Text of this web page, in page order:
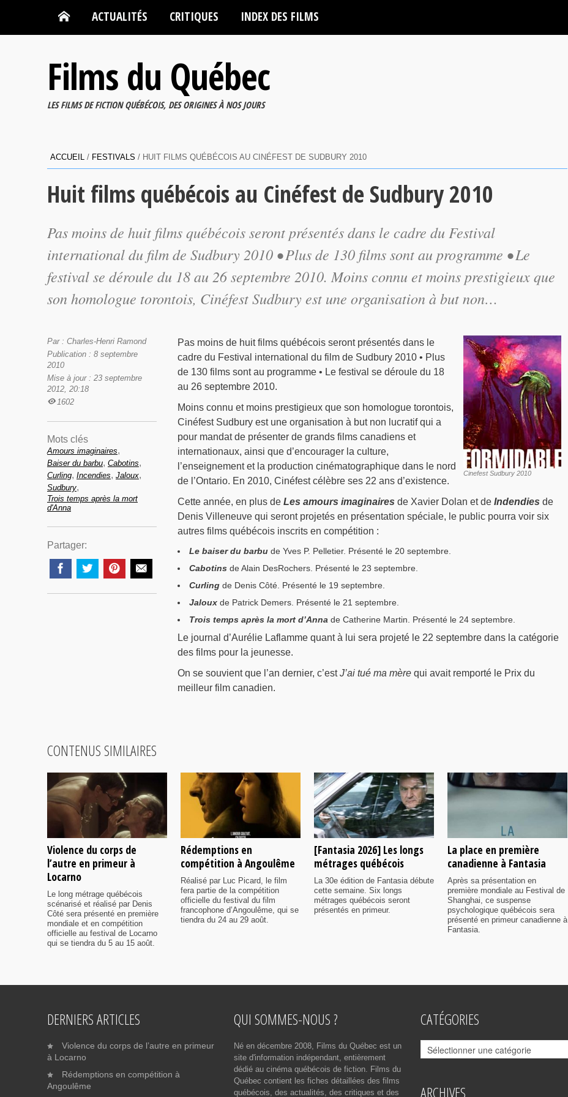
ACTUALITÉS CRITIQUES INDEX DES FILMS
Films du Québec
LES FILMS DE FICTION QUÉBÉCOIS, DES ORIGINES À NOS JOURS
ACCUEIL / FESTIVALS / HUIT FILMS QUÉBÉCOIS AU CINÉFEST DE SUDBURY 2010
Huit films québécois au Cinéfest de Sudbury 2010
Pas moins de huit films québécois seront présentés dans le cadre du Festival
international du film de Sudbury 2010 • Plus de 130 films sont au programme • Le
festival se déroule du 18 au 26 septembre 2010. Moins connu et moins prestigieux que
son homologue torontois, Cinéfest Sudbury est une organisation à but non…
Cinefest Sudbury 2010
Pas moins de huit films québécois seront présentés dans le
cadre du Festival international du film de Sudbury 2010 • Plus
de 130 films sont au programme • Le festival se déroule du 18
au 26 septembre 2010.
Moins connu et moins prestigieux que son homologue torontois,
Cinéfest Sudbury est une organisation à but non lucratif qui a
pour mandat de présenter de grands films canadiens et
internationaux, ainsi que d’encourager la culture,
l’enseignement et la production cinématographique dans le nord
de l’Ontario. En 2010, Cinéfest célèbre ses 22 ans d’existence.
Cette année, en plus de Les amours imaginaires de Xavier Dolan et de Indendies de
Denis Villeneuve qui seront projetés en présentation spéciale, le public pourra voir six
autres films québécois inscrits en compétition :
Le baiser du barbude Yves P. Pelletier. Présenté le 20 septembre.
Cabotinsde Alain DesRochers. Présenté le 23 septembre.
Curlingde Denis Côté. Présenté le 19 septembre.
Jalouxde Patrick Demers. Présenté le 21 septembre.
Trois temps après la mort d’Anna de Catherine Martin. Présenté le 24 septembre.
Le journal d’Aurélie Laflamme quant à lui sera projeté le 22 septembre dans la catégorie
des films pour la jeunesse.
On se souvient que l’an dernier, c’estJ’ai tué ma mèrequi avait remporté le Prix du
meilleur film canadien.
Par : Charles-Henri Ramond
Publication : 8 septembre
2010
Mise à jour : 23 septembre
2012, 20:18
1602
Mots clés
Amours imaginaires,
Baiser du barbu, Cabotins,
Curling, Incendies, Jaloux,
Sudbury,
Trois temps après la mort
d'Anna
Partager:
CONTENUS SIMILAIRES
Violence du corps de
l’autre en primeur à
Locarno
Le long métrage québécois
scénarisé et réalisé par Denis
Côté sera présenté en première
mondiale et en compétition
officielle au festival de Locarno
qui se tiendra du 5 au 15 août.
Rédemptions en
compétition à Angoulême
Réalisé par Luc Picard, le film
fera partie de la compétition
officielle du festival du film
francophone d’Angoulême, qui se
tiendra du 24 au 29 août.
[Fantasia 2026] Les longs
métrages québécois
La 30e édition de Fantasia débute
cette semaine. Six longs
métrages québécois seront
présentés en primeur.
La place en première
canadienne à Fantasia
Après sa présentation en
première mondiale au Festival de
Shanghai, ce suspense
psychologique québécois sera
présenté en primeur canadienne à
Fantasia.
DERNIERS ARTICLES
Violence du corps de l’autre en primeur
à Locarno
Rédemptions en compétition à
Angoulême
QUI SOMMES-NOUS ?
Né en décembre 2008, Films du Québec est un
site d'information indépendant, entièrement
dédié au cinéma québécois de fiction. Films du
Québec contient les fiches détaillées des films
québécois, des actualités, des critiques et des
CATÉGORIES
Catégories
ARCHIVES